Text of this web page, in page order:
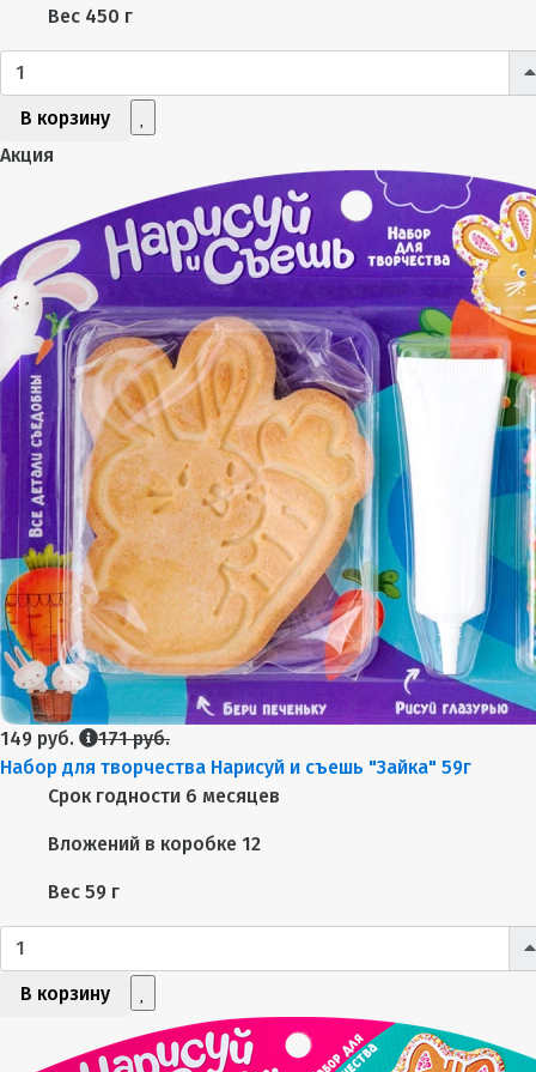
Вес 450 г
В корзину
Акция
149 руб.
171 руб.
Набор для творчества Нарисуй и съешь "Зайка" 59г
Срок годности 6 месяцев
Вложений в коробке 12
Вес 59 г
В корзину